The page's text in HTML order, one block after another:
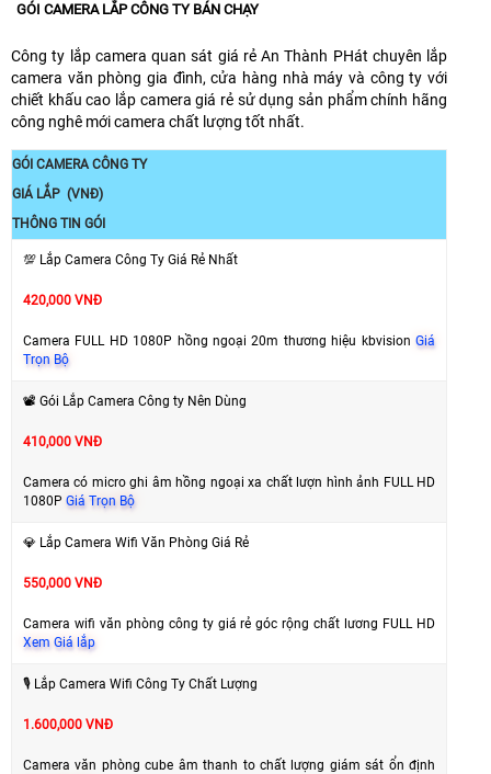
GÓI CAMERA LẮP CÔNG TY BÁN CHẠY
Công ty lắp camera quan sát giá rẻ An Thành PHát chuyên lắp
camera văn phòng gia đình, cửa hàng nhà máy và công ty với
chiết khấu cao lắp camera giá rẻ sử dụng sản phẩm chính hãng
công nghê mới camera chất lượng tốt nhất.
GÓI CAMERA CÔNG TY
GIÁ LẮP (VNĐ)
THÔNG TIN GÓI
💯 Lắp Camera Công Ty Giá Rẻ Nhất
420,000 VNĐ
Camera FULL HD 1080P hồng ngoại 20m thương hiệu kbvision Giá
Trọn Bộ
📽 Gói Lắp Camera Công ty Nên Dùng
410,000 VNĐ
Camera có micro ghi âm hồng ngoại xa chất lượn hình ảnh FULL HD
1080P Giá Trọn Bộ
💎️ Lắp Camera Wifi Văn Phòng Giá Rẻ
550,000 VNĐ
Camera wifi văn phòng công ty giá rẻ góc rộng chất lương FULL HD
Xem Giá lắp
🎙 Lắp Camera Wifi Công Ty Chất Lượng
1.600,000 VNĐ
Camera văn phòng cube âm thanh to chất lượng giám sát ổn định